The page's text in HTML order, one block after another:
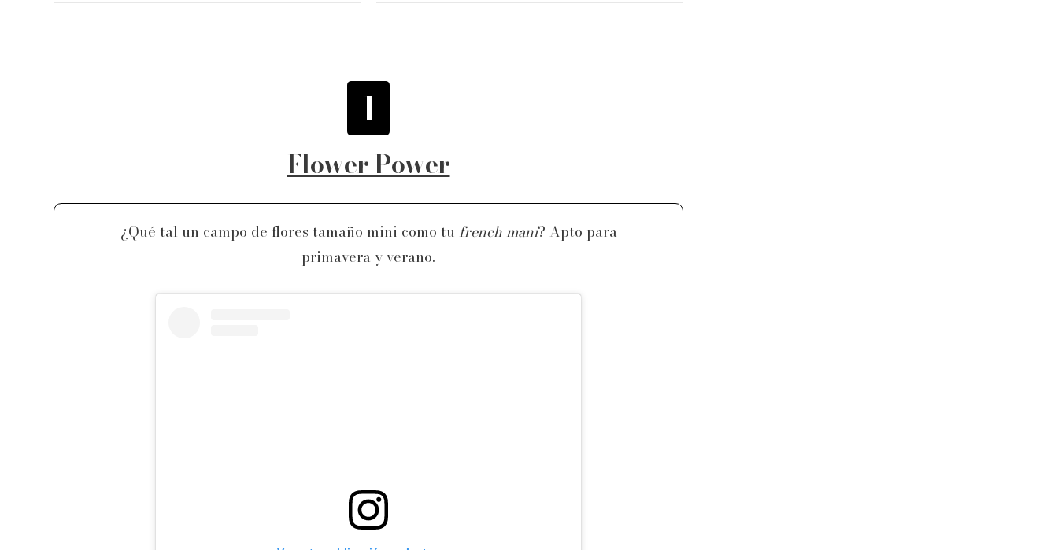
1
Flower Power
¿Qué tal un campo de flores tamaño mini como tu french mani? Apto para
primavera y verano.